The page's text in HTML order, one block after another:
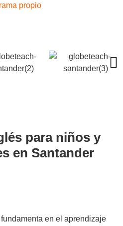
propio
para niños y
en Santander
en el aprendizaje